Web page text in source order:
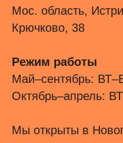
Мос. область,
Крючково, 38
Режим работы
Май–сентябрь:
Октябрь–апрель:
Мы открыты в